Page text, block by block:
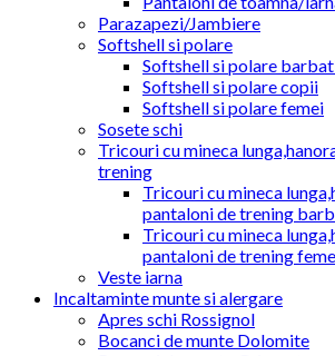
Parazapezi/Jambiere
Softshell si polare
Softshell si polare
Softshell si polare copii
Softshell si polare femei
Sosete schi
Tricouri cu mineca
trening
Tricouri cu mineca
pantaloni de trening
Tricouri cu mineca
pantaloni de trening
Veste iarna
Incaltaminte munte si alergare
Apres schi Rossignol
Bocanci de munte Dolomite